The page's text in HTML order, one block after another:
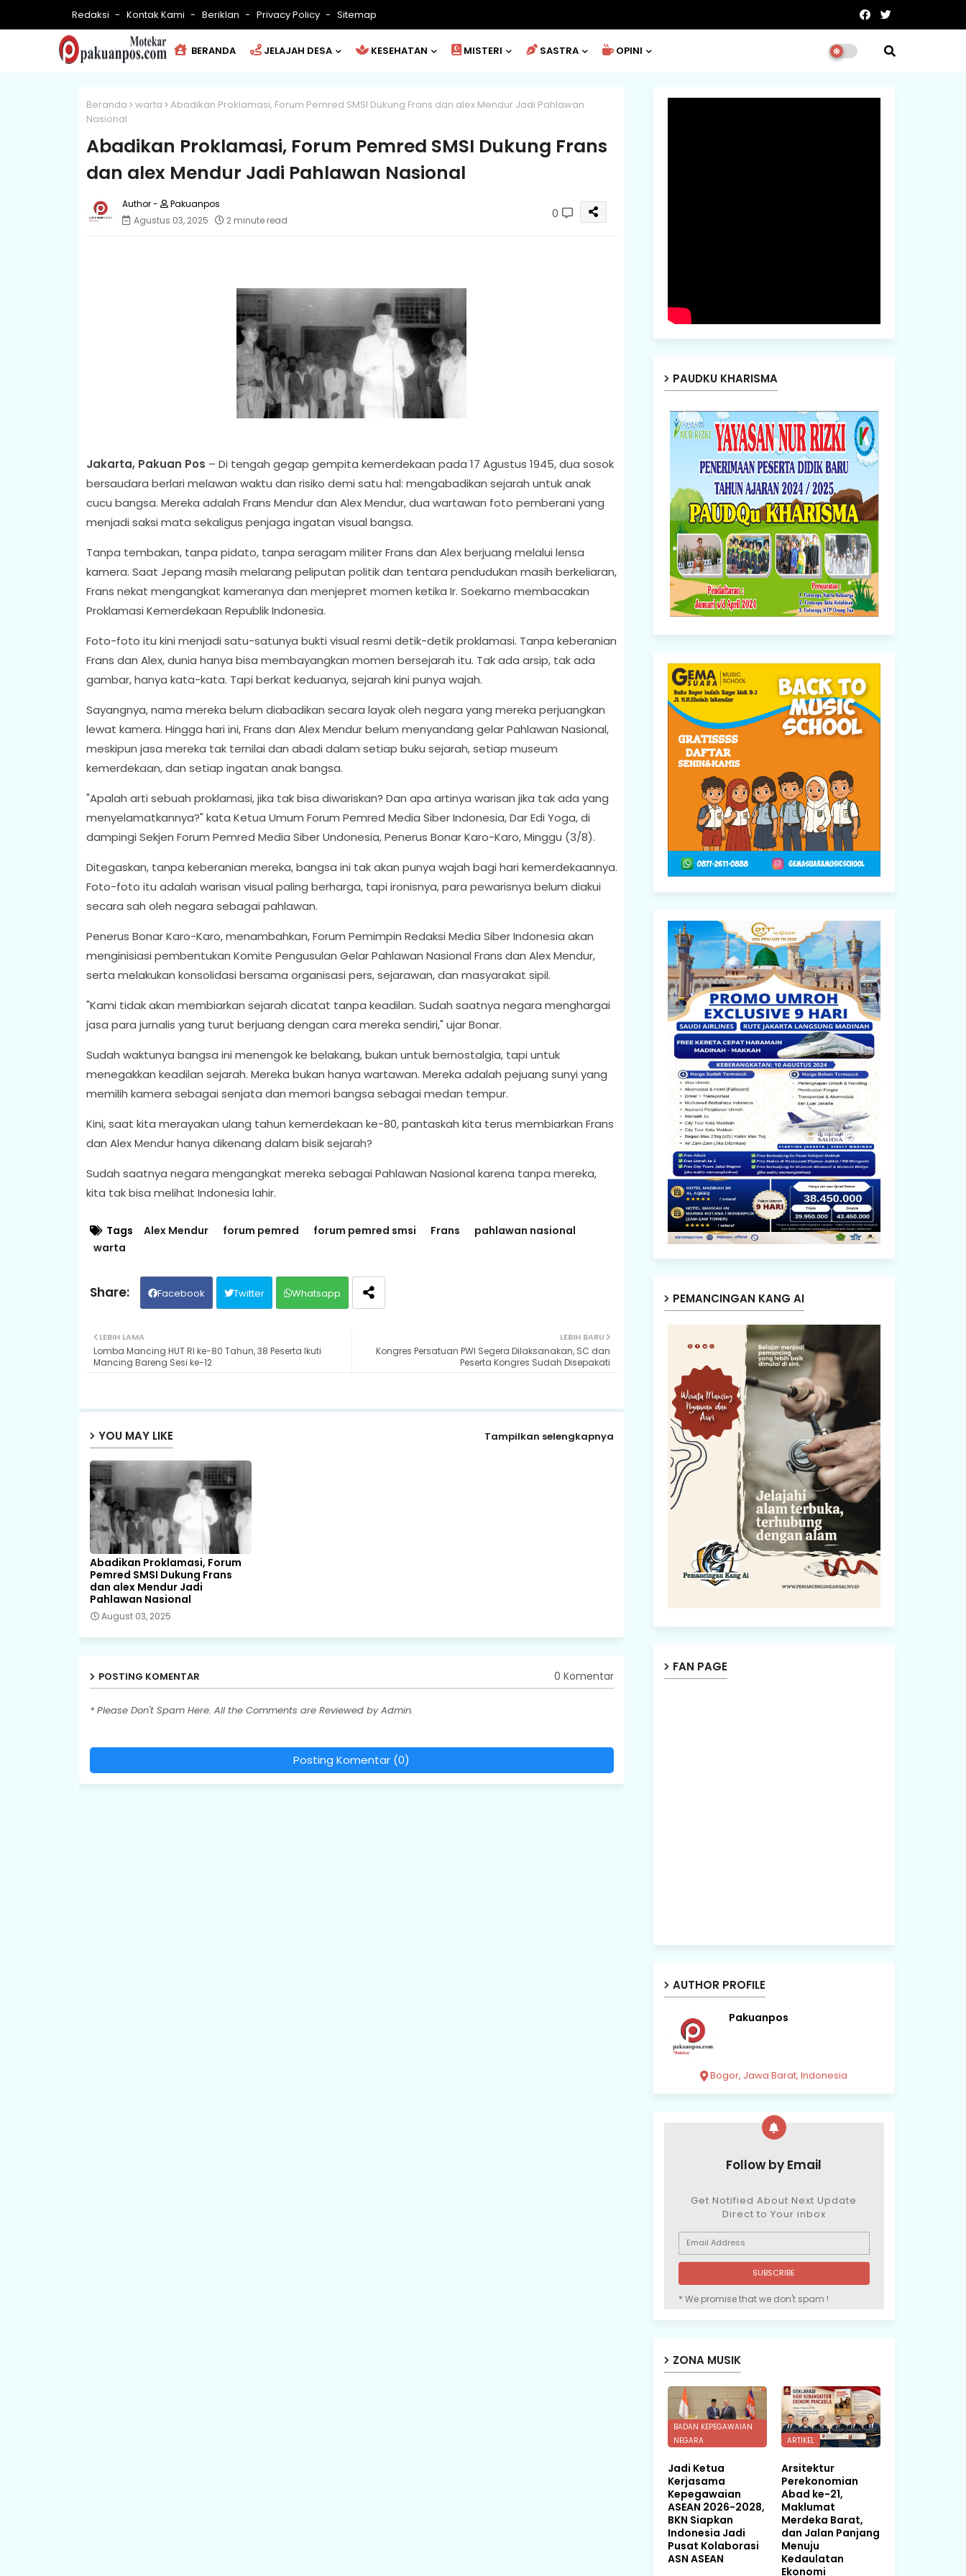
Redaksi Kontak Kami Beriklan Privacy Policy Sitemap
BERANDA JELAJAH DESA KESEHATAN MISTERI SASTRA OPINI
Beranda warta
Abadikan Proklamasi, Forum Pemred SMSI Dukung Frans dan alex Mendur Jadi Pahlawan
Nasional
Abadikan Proklamasi, Forum Pemred SMSI Dukung Frans
dan alex Mendur Jadi Pahlawan Nasional
Pakuanpos
Agustus 03, 2025
2 minute read 0
Jakarta, Pakuan Pos – Di tengah gegap gempita kemerdekaan pada 17 Agustus 1945, dua sosok
bersaudara berlari melawan waktu dan risiko demi satu hal: mengabadikan sejarah untuk anak
cucu bangsa. Mereka adalah Frans Mendur dan Alex Mendur, dua wartawan foto pemberani yang
menjadi saksi mata sekaligus penjaga ingatan visual bangsa.
Tanpa tembakan, tanpa pidato, tanpa seragam militer Frans dan Alex berjuang melalui lensa
kamera. Saat Jepang masih melarang peliputan politik dan tentara pendudukan masih berkeliaran,
Frans nekat mengangkat kameranya dan menjepret momen ketika Ir. Soekarno membacakan
Proklamasi Kemerdekaan Republik Indonesia.
Foto-foto itu kini menjadi satu-satunya bukti visual resmi detik-detik proklamasi. Tanpa keberanian
Frans dan Alex, dunia hanya bisa membayangkan momen bersejarah itu. Tak ada arsip, tak ada
gambar, hanya kata-kata. Tapi berkat keduanya, sejarah kini punya wajah.
Sayangnya, nama mereka belum diabadikan secara layak oleh negara yang mereka perjuangkan
lewat kamera. Hingga hari ini, Frans dan Alex Mendur belum menyandang gelar Pahlawan Nasional,
meskipun jasa mereka tak ternilai dan abadi dalam setiap buku sejarah, setiap museum
kemerdekaan, dan setiap ingatan anak bangsa.
"Apalah arti sebuah proklamasi, jika tak bisa diwariskan? Dan apa artinya warisan jika tak ada yang
menyelamatkannya?" kata Ketua Umum Forum Pemred Media Siber Indonesia, Dar Edi Yoga, di
dampingi Sekjen Forum Pemred Media Siber Undonesia, Penerus Bonar Karo-Karo, Minggu (3/8).
Ditegaskan, tanpa keberanian mereka, bangsa ini tak akan punya wajah bagi hari kemerdekaannya.
Foto-foto itu adalah warisan visual paling berharga, tapi ironisnya, para pewarisnya belum diakui
secara sah oleh negara sebagai pahlawan.
Penerus Bonar Karo-Karo, menambahkan, Forum Pemimpin Redaksi Media Siber Indonesia akan
menginisiasi pembentukan Komite Pengusulan Gelar Pahlawan Nasional Frans dan Alex Mendur,
serta melakukan konsolidasi bersama organisasi pers, sejarawan, dan masyarakat sipil.
"Kami tidak akan membiarkan sejarah dicatat tanpa keadilan. Sudah saatnya negara menghargai
jasa para jurnalis yang turut berjuang dengan cara mereka sendiri," ujar Bonar.
Sudah waktunya bangsa ini menengok ke belakang, bukan untuk bernostalgia, tapi untuk
menegakkan keadilan sejarah. Mereka bukan hanya wartawan. Mereka adalah pejuang sunyi yang
memilih kamera sebagai senjata dan memori bangsa sebagai medan tempur.
Kini, saat kita merayakan ulang tahun kemerdekaan ke-80, pantaskah kita terus membiarkan Frans
dan Alex Mendur hanya dikenang dalam bisik sejarah?
Sudah saatnya negara mengangkat mereka sebagai Pahlawan Nasional karena tanpa mereka,
kita tak bisa melihat Indonesia lahir.
Tags Alex Mendur forum pemred forum pemred smsi Frans
pahlawan nasional
warta
Facebook Twitter Whatsapp
LEBIH BARU
Kongres Persatuan PWI Segera Dilaksanakan, SC dan
Peserta Kongres Sudah Disepakati
LEBIH LAMA
Lomba Mancing HUT RI ke-80 Tahun, 38 Peserta Ikuti
Mancing Bareng Sesi ke-12
YOU MAY LIKE Tampilkan selengkapnya
Abadikan Proklamasi, Forum
Pemred SMSI Dukung Frans
dan alex Mendur Jadi
Pahlawan Nasional
August 03, 2025
POSTING KOMENTAR 0 Komentar
* Please Don't Spam Here. All the Comments are Reviewed by Admin.
Posting Komentar (0)
PAUDKU KHARISMA
PEMANCINGAN KANG AI
FAN PAGE
AUTHOR PROFILE
Pakuanpos
Bogor, Jawa Barat, Indonesia
Follow by Email
Get Notified About Next Update
Direct to Your inbox
* We promise that we don't spam !
ZONA MUSIK
BADAN KEPEGAWAIAN
NEGARA
Jadi Ketua
Kerjasama
Kepegawaian
ASEAN 2026-2028,
BKN Siapkan
Indonesia Jadi
Pusat Kolaborasi
ASN ASEAN
ARTIKEL
Arsitektur
Perekonomian
Abad ke-21,
Maklumat
Merdeka Barat,
dan Jalan Panjang
Menuju
Kedaulatan
Ekonomi